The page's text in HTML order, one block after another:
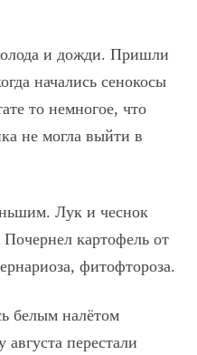
и дожди. Пришли
начались сенокосы
то немногое, что
не могла выйти в
Лук и чеснок
картофель от
фитофтороза.
белым налётом
перестали